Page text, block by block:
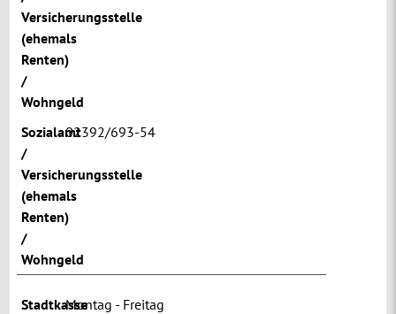
Versicherungsstelle
(ehemals
Renten)
/
Wohngeld
Sozialamt
/
Versicherungsstelle
(ehemals
Renten)
/
Wohngeld
02392/693-54
StadtkasseMontag - Freitag